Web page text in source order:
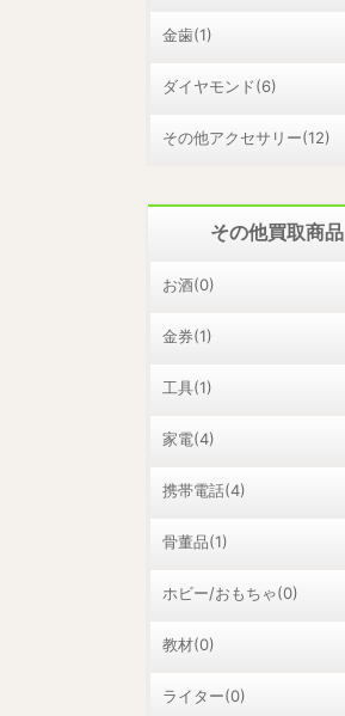
金歯(1)
ダイヤモンド(6)
その他アクセサリー(12)
その他買取商品
お酒(0)
金券(1)
工具(1)
家電(4)
携帯電話(4)
骨董品(1)
ホビー/おもちゃ(0)
教材(0)
ライター(0)